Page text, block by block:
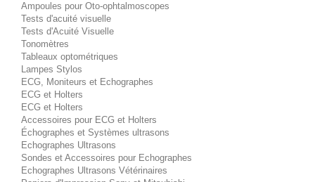
Ampoules pour Oto-ophtalmoscopes
Tests d'acuité visuelle
Tests d'Acuité Visuelle
Tonomètres
Tableaux optométriques
Lampes Stylos
ECG, Moniteurs et Echographes
ECG et Holters
ECG et Holters
Accessoires pour ECG et Holters
Échographes et Systèmes ultrasons
Echographes Ultrasons
Sondes et Accessoires pour Echographes
Echographes Ultrasons Vétérinaires